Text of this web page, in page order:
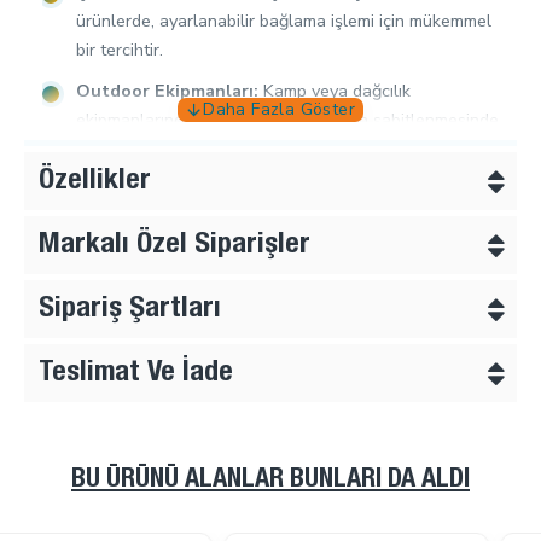
ürünlerde, ayarlanabilir bağlama işlemi için mükemmel
bir tercihtir.
Outdoor Ekipmanları: Kamp veya dağcılık
ekipmanlarında iplerin veya kabloların sabitlenmesinde
Müşteriye Sağladığı Kolaylıklar:
Kolay Montaj: Üstten basmalı yapısı sayesinde, hızlı,
pratik ve güvenli bir montaj sağlar.
Çok Yönlülük:Geniş bir uygulama yelpazesinde
malzemelerin güvenli bir şekilde sabitlenmesi için
görünüm sağlar, çeşitli ürünler için uygundur.
Özellikler
Markalı Özel Siparişler
Sipariş Şartları
Teslimat Ve İade
BU ÜRÜNÜ ALANLAR BUNLARI DA ALDI